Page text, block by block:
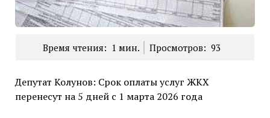
Время чтения: 1 мин. Просмотров: 93
Депутат Колунов: Срок оплаты услуг ЖКХ
перенесут на 5 дней с 1 марта 2026 года